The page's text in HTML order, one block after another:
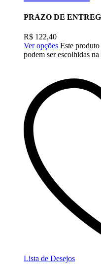
PRAZO DE
R$ 122,40
Ver opções Este
podem ser escolhidas
Lista de Desejos